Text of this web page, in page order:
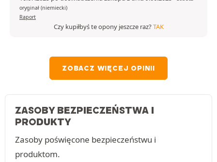
oryginał (niemiecki)
Raport
Czy kupiłbyś te opony jeszcze raz?TAK
ZOBACZ WIĘCEJ OPINII
ZASOBY BEZPIECZEŃSTWA I
PRODUKTY
Zasoby poświęcone bezpieczeństwu i
produktom.